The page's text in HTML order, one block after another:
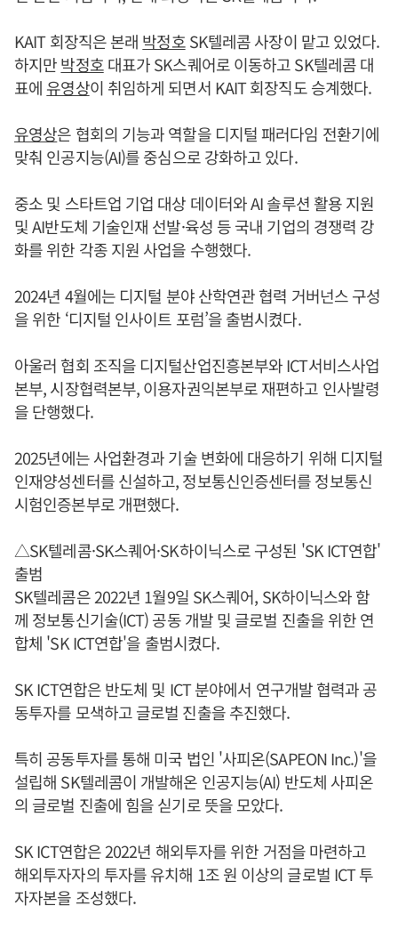
KAIT 회장직은 본래 박정호SK텔레콤 사장이 맡고 있었다.
하지만박정호대표가 SK스퀘어로 이동하고 SK텔레콤 대
표에 유영상이 취임하게 되면서 KAIT 회장직도 승계했다.
유영상은 협회의 기능과 역할을 디지털 패러다임 전환기에
맞춰 인공지능(AI)를 중심으로 강화하고 있다.
중소 및 스타트업 기업 대상 데이터와 AI 솔루션 활용 지원
및 AI반도체 기술인재 선발·육성 등 국내 기업의 경쟁력 강
화를 위한 각종 지원 사업을 수행했다.
2024년 4월에는 디지털 분야 산학연관 협력 거버넌스 구성
을 위한 ‘디지털 인사이트 포럼’을 출범시켰다.
아울러 협회 조직을 디지털산업진흥본부와 ICT서비스사업
본부, 시장협력본부, 이용자권익본부로 재편하고 인사발령
을 단행했다.
2025년에는 사업환경과 기술 변화에 대응하기 위해 디지털
인재양성센터를 신설하고, 정보통신인증센터를 정보통신
시험인증본부로 개편했다.
△SK텔레콤·SK스퀘어·SK하이닉스로 구성된 'SK ICT연합'
출범
SK텔레콤은 2022년 1월9일 SK스퀘어, SK하이닉스와 함
께 정보통신기술(ICT) 공동 개발 및 글로벌 진출을 위한 연
합체 'SK ICT연합'을 출범시켰다.
SK ICT연합은 반도체 및 ICT 분야에서 연구개발 협력과 공
동투자를 모색하고 글로벌 진출을 추진했다.
특히 공동투자를 통해 미국 법인 '사피온(SAPEON Inc.)'을
설립해 SK텔레콤이 개발해온 인공지능(AI) 반도체 사피온
의 글로벌 진출에 힘을 싣기로 뜻을 모았다.
SK ICT연합은 2022년 해외투자를 위한 거점을 마련하고
해외투자자의 투자를 유치해 1조 원 이상의 글로벌 ICT 투
자자본을 조성했다.